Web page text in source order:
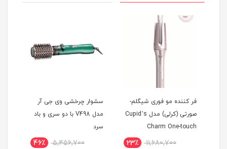
فر کننده مو فوری شیگلم-
صورتی (کرلی) مدل Cupid’s
Charm One-touch
11,680,700 23٪
سشوار چرخشی وی جی آر
مدل V498 با دو سری و باد
سرد
5,456,700 46٪